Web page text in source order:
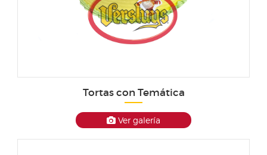
Tortas con Temática
Ver galería